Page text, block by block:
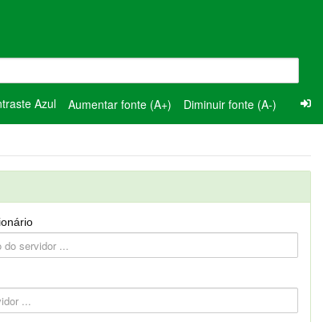
Azul Aumentar fonte (A+) Diminuir fonte (A-)